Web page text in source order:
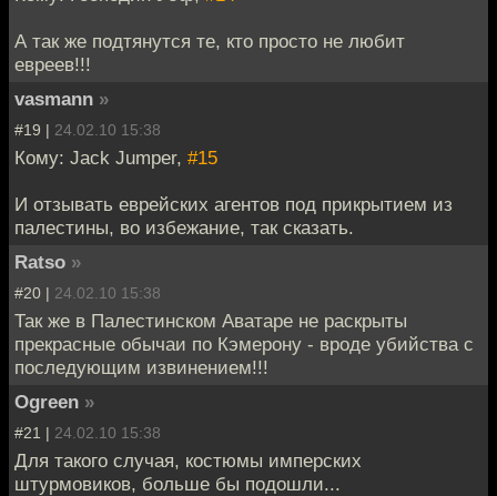
А так же подтянутся те, кто просто не любит
евреев!!!
vasmann »
#19 | 24.02.10 15:38
Кому: Jack Jumper, #15
И отзывать еврейских агентов под прикрытием из
палестины, во избежание, так сказать.
Ratso »
#20 | 24.02.10 15:38
Так же в Палестинском Аватаре не раскрыты
прекрасные обычаи по Кэмерону - вроде убийства с
последующим извинением!!!
Ogreen »
#21 | 24.02.10 15:38
Для такого случая, костюмы имперских
штурмовиков, больше бы подошли...